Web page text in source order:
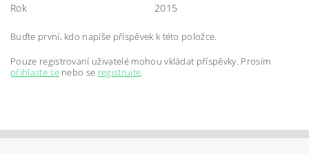
Rok 2015
Buďte první, kdo napíše příspěvek k této položce.
Pouze registrovaní uživatelé mohou vkládat příspěvky. Prosím
přihlaste senebo se registrujte.